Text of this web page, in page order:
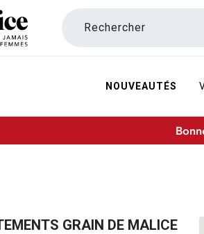
Rechercher
NOUVEAUTÉS
GRAIN DE MALICE